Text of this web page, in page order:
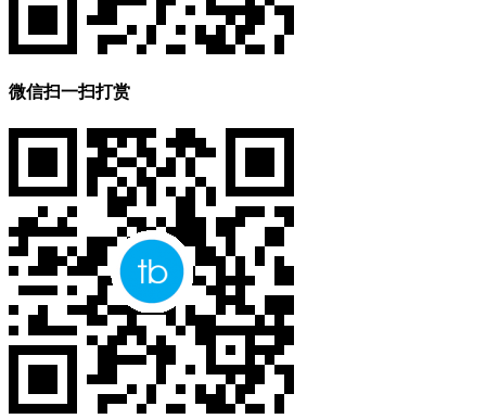
微信扫一扫打赏